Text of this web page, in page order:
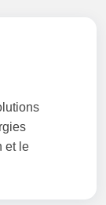
et le